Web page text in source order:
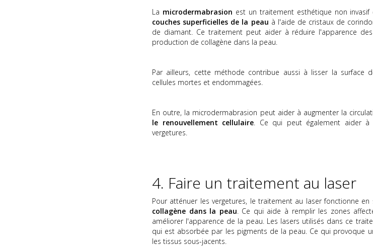
La microdermabrasion est un traitement esthétique non invasif
couches superficielles de la peau à l'aide de cristaux de
de diamant. Ce traitement peut aider à réduire l'apparence
production de collagène dans la peau.
Par ailleurs, cette méthode contribue aussi à lisser la surface
cellules mortes et endommagées.
En outre, la microdermabrasion peut aider à augmenter la
le renouvellement cellulaire. Ce qui peut également aider à
vergetures.
4. Faire un traitement au laser
Pour atténuer les vergetures, le traitement au laser fonctionne en
collagène dans la peau. Ce qui aide à remplir les zones
améliorer l'apparence de la peau. Les lasers utilisés dans ce
qui est absorbée par les pigments de la peau. Ce qui provoque
les tissus sous-jacents.